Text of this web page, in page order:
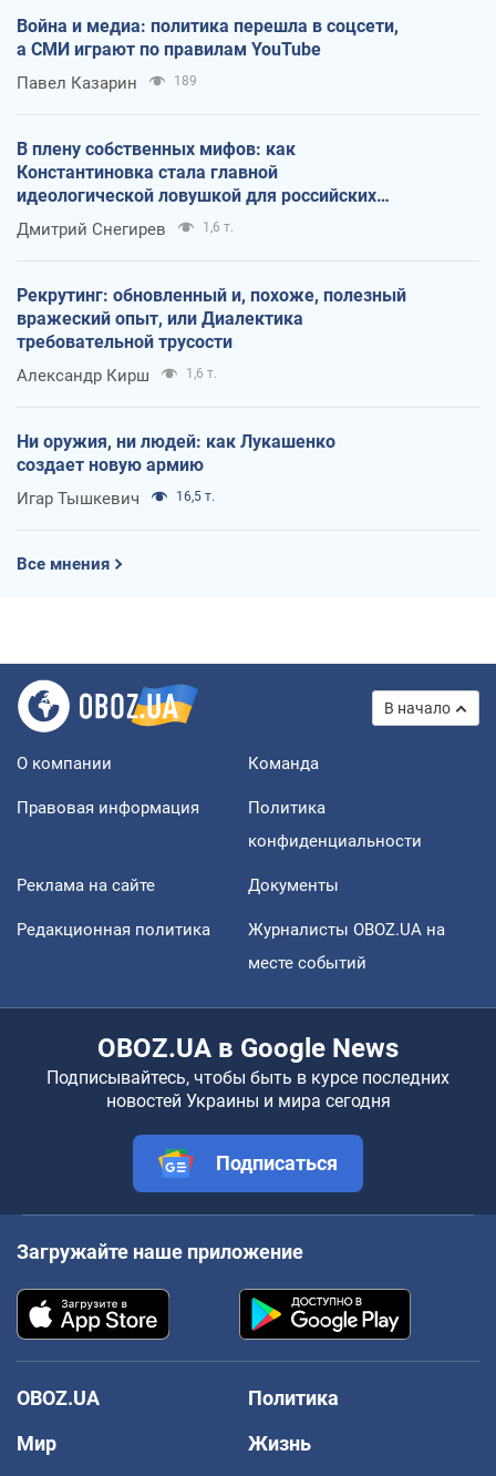
Война и медиа: политика перешла в соцсети,
а СМИ играют по правилам YouTube
Павел Казарин 189
В плену собственных мифов: как
Константиновка стала главной
идеологической ловушкой для российских
оккупантов
Дмитрий Снегирев 1,6 т.
Рекрутинг: обновленный и, похоже, полезный
вражеский опыт, или Диалектика
требовательной трусости
Александр Кирш 1,6 т.
Ни оружия, ни людей: как Лукашенко
создает новую армию
Игар Тышкевич 16,5 т.
Все мнения
В начало
О компании Команда
Правовая информация
Политика
конфиденциальности
Реклама на сайте Документы
Редакционная политика
Журналисты OBOZ.UA на
месте событий
OBOZ.UA в Google News
Подписывайтесь, чтобы быть в курсе последних
новостей Украины и мира сегодня
Подписаться
Загружайте наше приложение
OBOZ.UA
Политика
Мир
Жизнь